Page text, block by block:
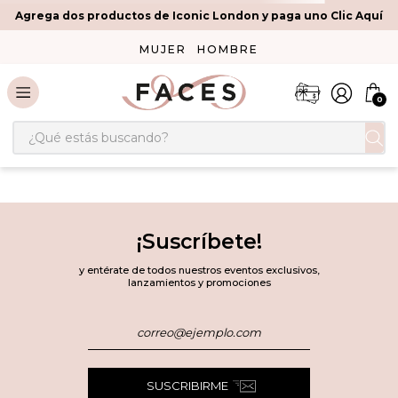
Agrega dos productos de Iconic London y paga uno Clic Aquí
MUJER HOMBRE
0
¿Qué estás buscando?
¡Suscríbete!
y entérate de todos nuestros eventos exclusivos,
lanzamientos y promociones
SUSCRIBIRME